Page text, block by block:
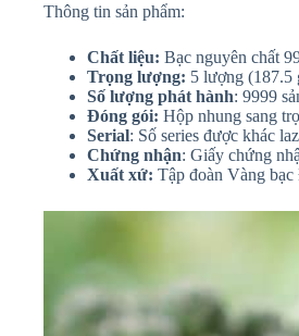
Thông tin sản phẩm:
Chất liệu: Bạc nguyên chất
Trọng lượng: 5 lượng (187.5
Số lượng phát hành: 9999
Đóng gói: Hộp nhung sang
Serial: Số series được khác
Chứng nhận: Giấy chứng
Xuất xứ: Tập đoàn Vàng